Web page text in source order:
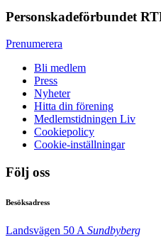
Personskadeförbundet
Prenumerera
Bli medlem
Press
Nyheter
Hitta din förening
Medlemstidningen Liv
Cookiepolicy
Cookie-inställningar
Följ oss
Besöksadress
Landsvägen 50 A Sundbyberg